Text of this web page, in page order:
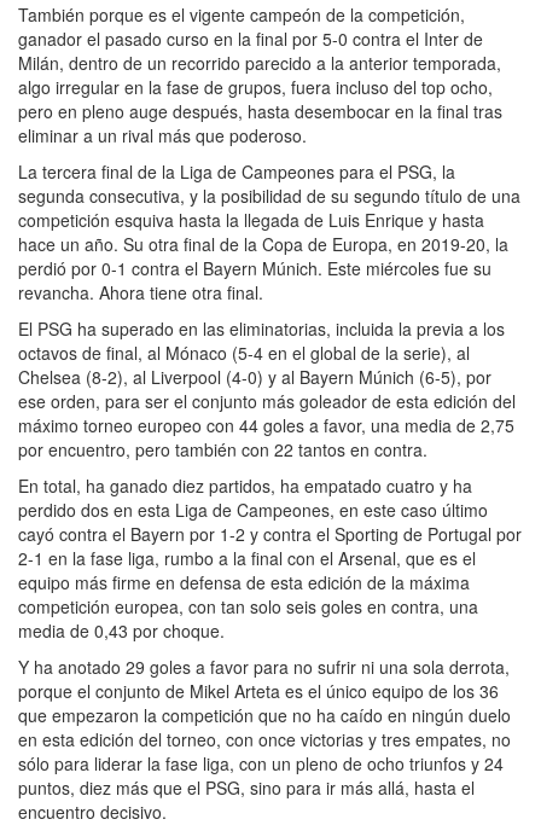
También porque es el vigente campeón de la competición,
ganador el pasado curso en la final por 5-0 contra el Inter de
Milán, dentro de un recorrido parecido a la anterior temporada,
algo irregular en la fase de grupos, fuera incluso del top ocho,
pero en pleno auge después, hasta desembocar en la final tras
eliminar a un rival más que poderoso.
La tercera final de la Liga de Campeones para el PSG, la
segunda consecutiva, y la posibilidad de su segundo título de una
competición esquiva hasta la llegada de Luis Enrique y hasta
hace un año. Su otra final de la Copa de Europa, en 2019-20, la
perdió por 0-1 contra el Bayern Múnich. Este miércoles fue su
revancha. Ahora tiene otra final.
El PSG ha superado en las eliminatorias, incluida la previa a los
octavos de final, al Mónaco (5-4 en el global de la serie), al
Chelsea (8-2), al Liverpool (4-0) y al Bayern Múnich (6-5), por
ese orden, para ser el conjunto más goleador de esta edición del
máximo torneo europeo con 44 goles a favor, una media de 2,75
por encuentro, pero también con 22 tantos en contra.
En total, ha ganado diez partidos, ha empatado cuatro y ha
perdido dos en esta Liga de Campeones, en este caso último
cayó contra el Bayern por 1-2 y contra el Sporting de Portugal por
2-1 en la fase liga, rumbo a la final con el Arsenal, que es el
equipo más firme en defensa de esta edición de la máxima
competición europea, con tan solo seis goles en contra, una
media de 0,43 por choque.
Y ha anotado 29 goles a favor para no sufrir ni una sola derrota,
porque el conjunto de Mikel Arteta es el único equipo de los 36
que empezaron la competición que no ha caído en ningún duelo
en esta edición del torneo, con once victorias y tres empates, no
sólo para liderar la fase liga, con un pleno de ocho triunfos y 24
puntos, diez más que el PSG, sino para ir más allá, hasta el
encuentro decisivo.